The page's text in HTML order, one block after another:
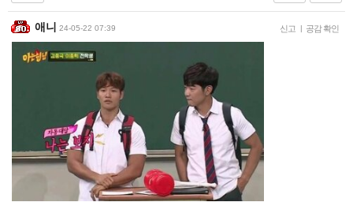
애니 24-05-22 07:39 신고 | 공감 확인